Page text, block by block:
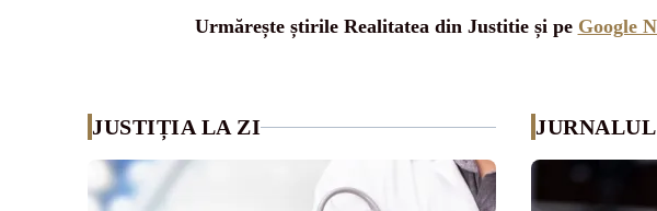
Urmărește știrile Realitatea din Justitie și pe Google
JUSTIȚIA LA ZI